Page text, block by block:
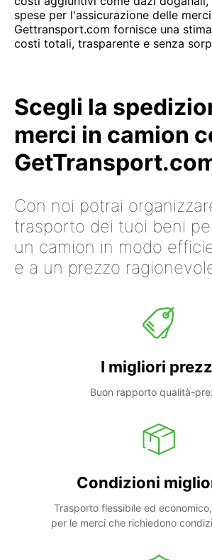
spese per l'assicurazione delle
Gettransport.com fornisce una
costi totali, trasparente e senza
Scegli la
merci in camion
Con noi potrai
trasporto dei tuoi beni
un camion in modo
e a un prezzo
I migliori
Buon rapporto qualità-
Condizioni
Trasporto flessibile ed
per le merci che richiedono